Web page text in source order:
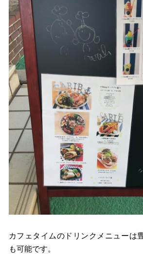
カフェタイムのドリンクメニューは
も可能です。